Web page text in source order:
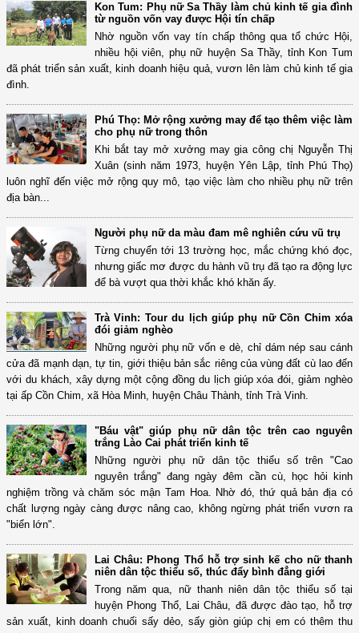
Kon Tum: Phụ nữ Sa Thầy làm chủ kinh tế gia đình
từ nguồn vốn vay được Hội tín chấp
Nhờ nguồn vốn vay tín chấp thông qua tổ chức Hội,
nhiều hội viên, phụ nữ huyện Sa Thầy, tỉnh Kon Tum
đã phát triển sản xuất, kinh doanh hiệu quả, vươn lên làm chủ kinh tế gia
đình.
Phú Thọ: Mở rộng xưởng may để tạo thêm việc làm
cho phụ nữ trong thôn
Khi bắt tay mở xưởng may gia công chị Nguyễn Thị
Xuân (sinh năm 1973, huyện Yên Lập, tỉnh Phú Thọ)
luôn nghĩ đến việc mở rộng quy mô, tạo việc làm cho nhiều phụ nữ trên
địa bàn...
Người phụ nữ da màu đam mê nghiên cứu vũ trụ
Từng chuyển tới 13 trường học, mắc chứng khó đọc,
nhưng giấc mơ được du hành vũ trụ đã tạo ra động lực
để bà vượt qua thời khắc khó khăn ấy.
Trà Vinh: Tour du lịch giúp phụ nữ Cồn Chim xóa
đói giảm nghèo
Những người phụ nữ vốn e dè, chỉ dám nép sau cánh
cửa đã mạnh dạn, tự tin, giới thiệu bản sắc riêng của vùng đất cù lao đến
với du khách, xây dựng một cộng đồng du lịch giúp xóa đói, giảm nghèo
tại ấp Cồn Chim, xã Hòa Minh, huyện Châu Thành, tỉnh Trà Vinh.
"Báu vật" giúp phụ nữ dân tộc trên cao nguyên
trắng Lào Cai phát triển kinh tế
Những người phụ nữ dân tộc thiểu số trên "Cao
nguyên trắng" đang ngày đêm cần cù, học hỏi kinh
nghiệm trồng và chăm sóc mận Tam Hoa. Nhờ đó, thứ quả bản địa có
chất lượng ngày càng được nâng cao, không ngừng phát triển vươn ra
"biển lớn".
Lai Châu: Phong Thổ hỗ trợ sinh kế cho nữ thanh
niên dân tộc thiểu số, thúc đẩy bình đẳng giới
Trong năm qua, nữ thanh niên dân tộc thiểu số tại
huyện Phong Thổ, Lai Châu, đã được đào tạo, hỗ trợ
sản xuất, kinh doanh chuối sấy dẻo, sấy giòn giúp chị em có thêm thu